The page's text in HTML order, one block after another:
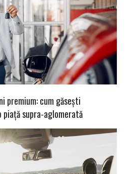
premium: cum găsești
piață supra-aglomerată